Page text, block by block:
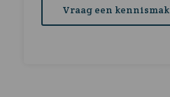
Vraag een